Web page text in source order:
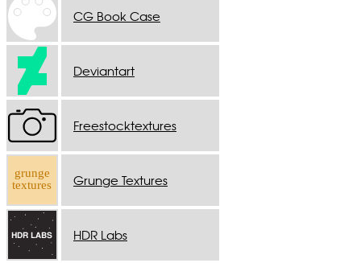
CG Book Case
Deviantart
Freestocktextures
Grunge Textures
HDR Labs